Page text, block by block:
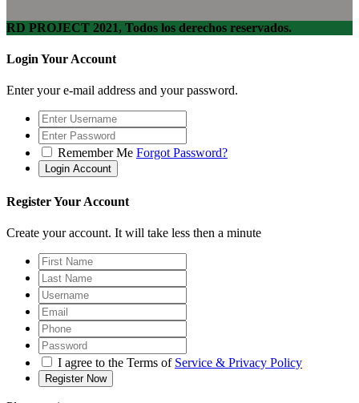
RD PROJECT 2021, Todos los derechos reservados.
Login Your Account
Enter your e-mail address and your password.
Remember Me Forgot Password?
Register Your Account
Create your account. It will take less then a minute
I agree to the Terms of Service & Privacy Policy